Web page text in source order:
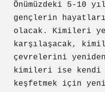
Önümüzdeki 5-10
gençlerin
olacak. Kimileri
karşılaşacak,
çevrelerini
kimileri ise kendi
keşfetmek için